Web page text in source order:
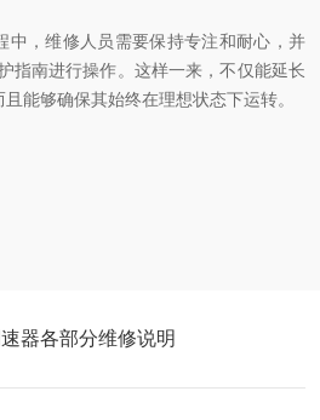
，维修人员需要保持专注和耐心，并
指南进行操作。这样一来，不仅能延长
能够确保其始终在理想状态下运转。
器各部分维修说明